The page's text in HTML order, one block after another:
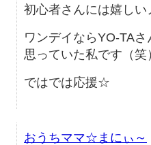
初心者さんには嬉し
ワンデイならYO-TAさ
思っていた私です（笑
ではでは応援☆
おうちママ☆まにぃ～